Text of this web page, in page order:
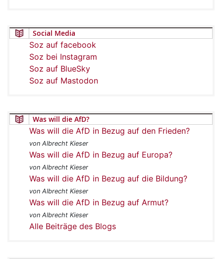
Social Media
Soz auf facebook
Soz bei Instagram
Soz auf BlueSky
Soz auf Mastodon
Was will die AfD?
Was will die AfD in Bezug auf den Frieden?
von Albrecht Kieser
Was will die AfD in Bezug auf Europa?
von Albrecht Kieser
Was will die AfD in Bezug auf die Bildung?
von Albrecht Kieser
Was will die AfD in Bezug auf Armut?
von Albrecht Kieser
Alle Beiträge des Blogs